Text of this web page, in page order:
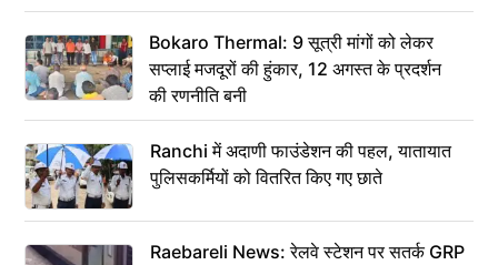
Bokaro Thermal: 9 सूत्री मांगों को लेकर
सप्लाई मजदूरों की हुंकार, 12 अगस्त के प्रदर्शन
की रणनीति बनी
Ranchi में अदाणी फाउंडेशन की पहल, यातायात
पुलिसकर्मियों को वितरित किए गए छाते
Raebareli News: रेलवे स्टेशन पर सतर्क GRP